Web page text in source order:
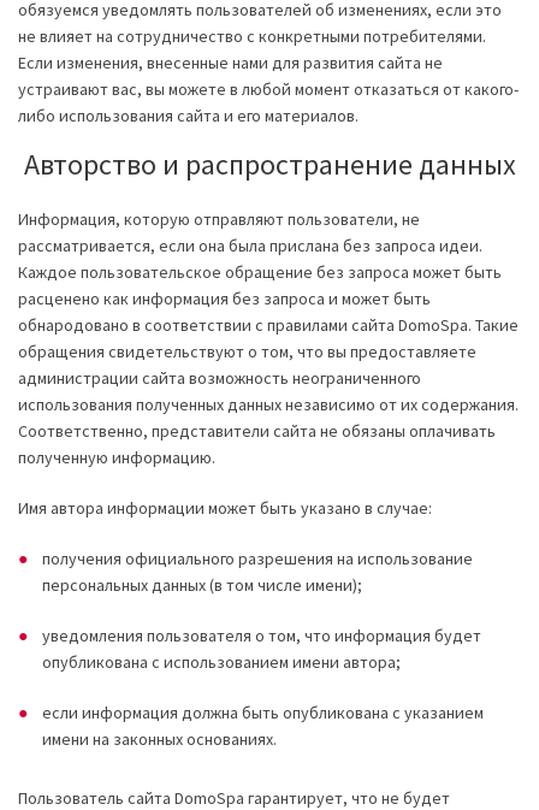
обязуемся уведомлять пользователей об изменениях, если это
не влияет на сотрудничество с конкретными потребителями.
Если изменения, внесенные нами для развития сайта не
устраивают вас, вы можете в любой момент отказаться от какого-
либо использования сайта и его материалов.
Авторство и распространение данных
Информация, которую отправляют пользователи, не
рассматривается, если она была прислана без запроса идеи.
Каждое пользовательское обращение без запроса может быть
расценено как информация без запроса и может быть
обнародовано в соответствии с правилами сайта DomoSpa. Такие
обращения свидетельствуют о том, что вы предоставляете
администрации сайта возможность неограниченного
использования полученных данных независимо от их содержания.
Соответственно, представители сайта не обязаны оплачивать
полученную информацию.
Имя автора информации может быть указано в случае:
получения официального разрешения на использование
персональных данных (в том числе имени);
уведомления пользователя о том, что информация будет
опубликована с использованием имени автора;
если информация должна быть опубликована с указанием
имени на законных основаниях.
Пользователь сайта DomoSpa гарантирует, что не будет